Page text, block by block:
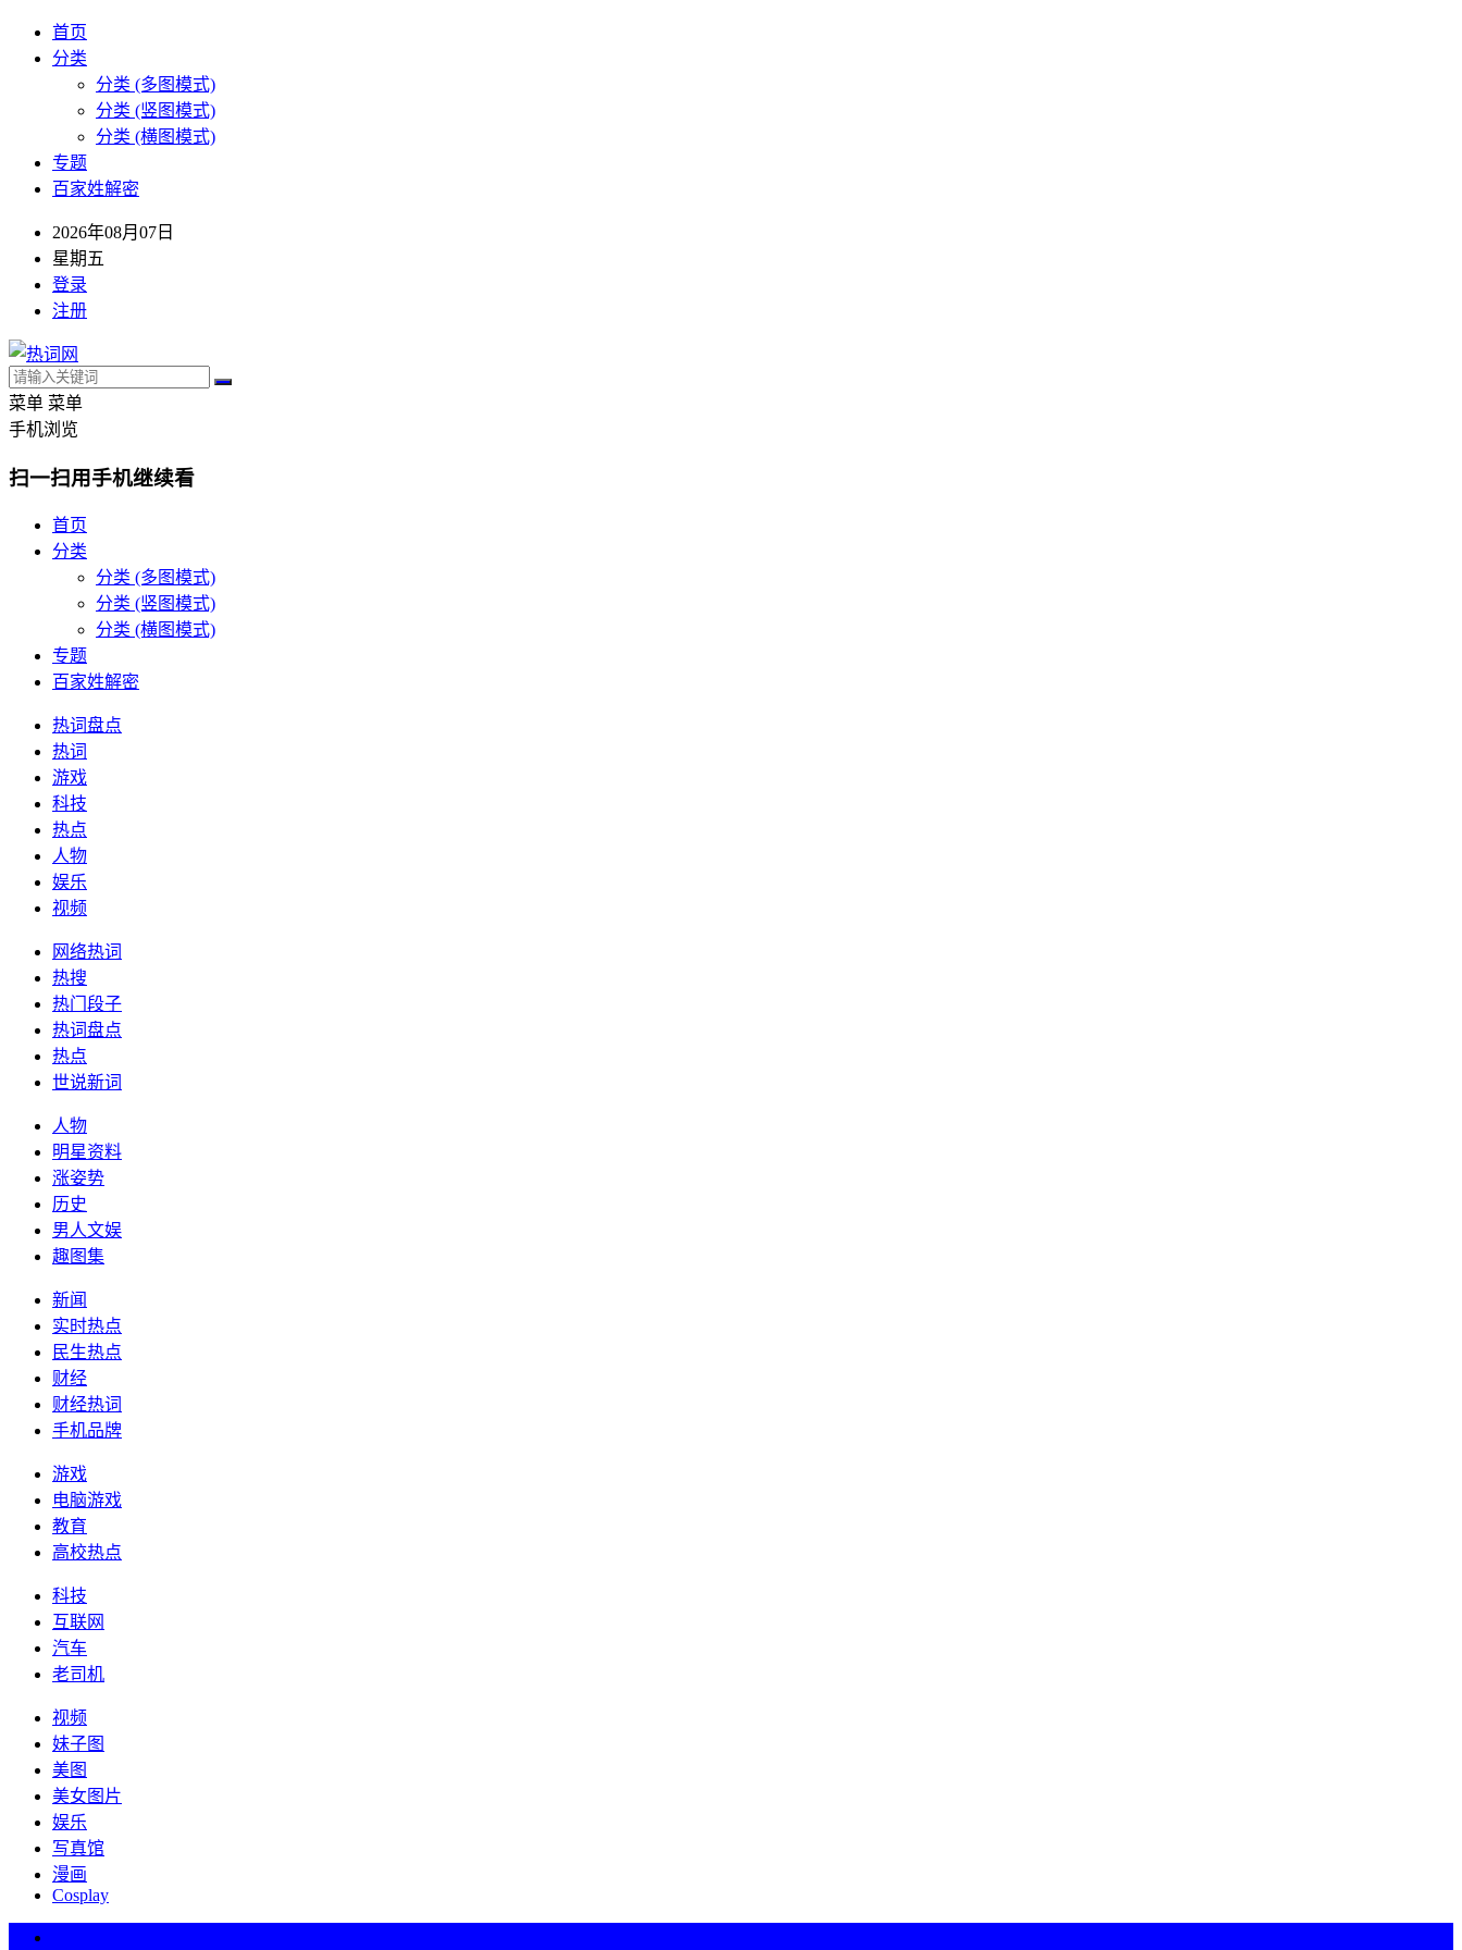
首页
分类
分类 (多图模式)
分类 (竖图模式)
分类 (横图模式)
专题
百家姓解密
2026年08月07日
星期五
登录
注册
菜单 菜单
手机浏览
扫一扫用手机继续看
首页
分类
分类 (多图模式)
分类 (竖图模式)
分类 (横图模式)
专题
百家姓解密
热词盘点
热词
游戏
科技
热点
人物
娱乐
视频
网络热词
热搜
热门段子
热词盘点
热点
世说新词
人物
明星资料
涨姿势
历史
男人文娱
趣图集
新闻
实时热点
民生热点
财经
财经热词
手机品牌
游戏
电脑游戏
教育
高校热点
科技
互联网
汽车
老司机
视频
妹子图
美图
美女图片
娱乐
写真馆
漫画
Cosplay